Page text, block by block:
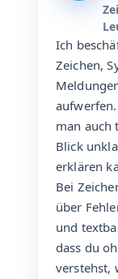
Ich
Zeichen,
man auch
Blick
erklären
Bei
über
und
dass du
verstehst,